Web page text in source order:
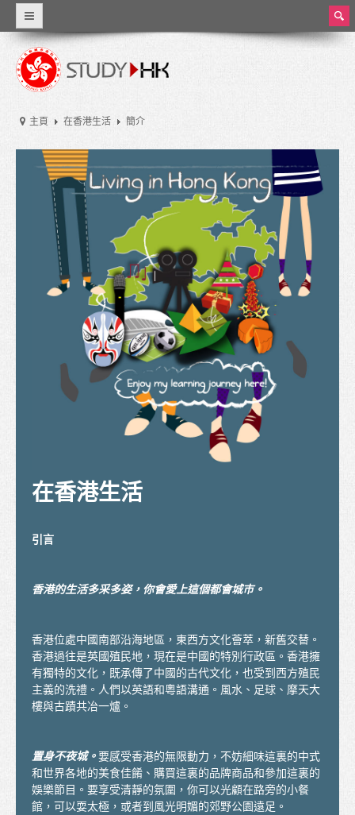
為甚麼選擇香港
世界級教育
香港教育
香港的教育制度
學費和生活費
實習和兼職工作
大學和高等教育
職業專才教育
香港院校的校曆
更多升學選擇
申請入學
如何申請
簽證
入學要求
到埗
住宿
ear
ch
主頁 在香港生活 簡介
在香港生活
引言
香港的生活多采多姿，你會愛上這個都會城巿。
香港位處中國南部沿海地區，東西方文化薈萃，新舊交替。
香港過往是英國殖民地，現在是中國的特別行政區。香港擁
有獨特的文化，既承傳了中國的古代文化，也受到西方殖民
主義的洗禮。人們以英語和粵語溝通。風水、足球、摩天大
樓與古蹟共冶一爐。
置身不夜城。要感受香港的無限動力，不妨細味這裏的中式
和世界各地的美食佳餚、購買這裏的品牌商品和參加這裏的
娛樂節目。要享受清靜的氛圍，你可以光顧在路旁的小餐
館，可以耍太極，或者到風光明媚的郊野公園遠足。